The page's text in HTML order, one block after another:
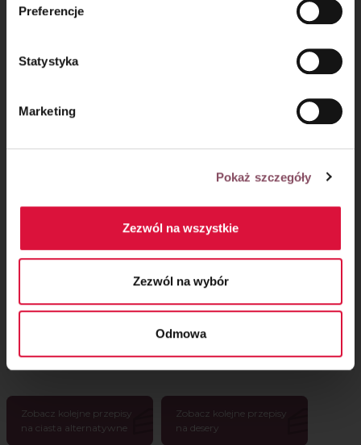
prywatności.
Preferencje
Statystyka
Marketing
Pokaż szczegóły
Zezwól na wszystkie
Zezwól na wybór
Odmowa
Komentarze
Zobacz kolejne przepisy
na ciasta alternatywne
Zobacz kolejne przepisy
na desery